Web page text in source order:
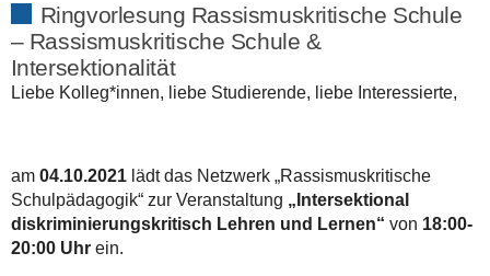
Ringvorlesung Rassismuskritische Schule
– Rassismuskritische Schule &
Intersektionalität
Liebe Kolleg*innen, liebe Studierende, liebe Interessierte,
am 04.10.2021 lädt das Netzwerk „Rassismuskritische
Schulpädagogik“ zur Veranstaltung „Intersektional
diskriminierungskritisch Lehren und Lernen“ von 18:00-
20:00 Uhr ein.